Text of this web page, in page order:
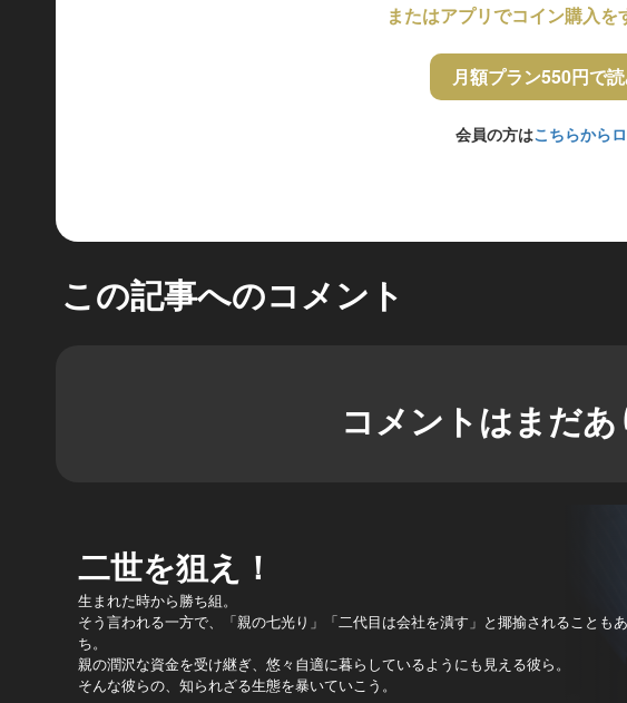
またはアプリでコイン購入を
月額プラン550円で
会員の方はこちらから
この記事へのコメント
コメントはまだあ
二世を狙え！
生まれた時から勝ち組。
そう言われる一方で、「親の七光り」「二代目は会社を潰す」と揶揄されることも
ち。
親の潤沢な資金を受け継ぎ、悠々自適に暮らしているようにも見える彼ら。
そんな彼らの、知られざる生態を暴いていこう。